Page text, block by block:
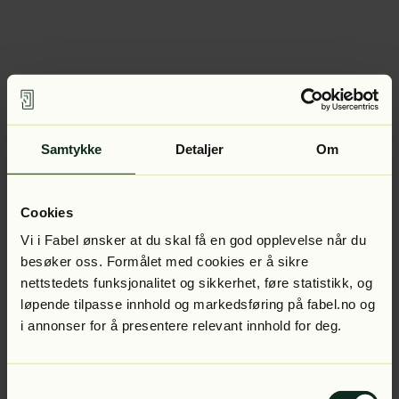
Samtykke Detaljer Om
Cookies
Vi i Fabel ønsker at du skal få en god opplevelse når du
besøker oss. Formålet med cookies er å sikre
nettstedets funksjonalitet og sikkerhet, føre statistikk, og
løpende tilpasse innhold og markedsføring på fabel.no og
i annonser for å presentere relevant innhold for deg.